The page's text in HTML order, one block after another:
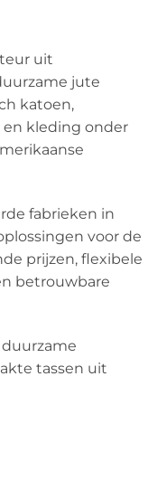
uit
jute
katoen,
kleding onder
fabrieken in
voor de
prijzen, flexibele
betrouwbare
tassen uit